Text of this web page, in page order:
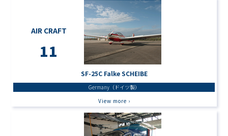
AIR CRAFT
11
SF-25C Falke SCHEIBE
Germany（ドイツ製）
View more ›